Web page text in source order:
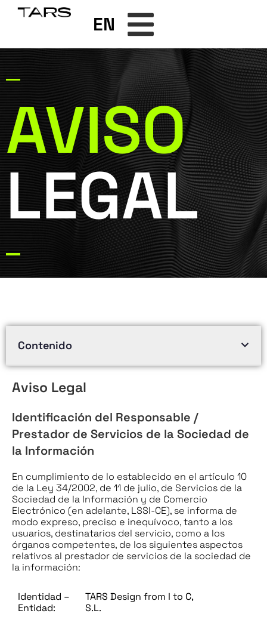
EN
AVISO
LEGAL
Contenido
Aviso Legal
Identificación del Responsable /
Prestador de Servicios de la Sociedad de
la Información
En cumplimiento de lo establecido en el artículo 10
de la Ley 34/2002, de 11 de julio, de Servicios de la
Sociedad de la Información y de Comercio
Electrónico (en adelante, LSSI-CE), se informa de
modo expreso, preciso e inequívoco, tanto a los
usuarios, destinatarios del servicio, como a los
órganos competentes, de los siguientes aspectos
relativos al prestador de servicios de la sociedad de
la información:
Identidad –
Entidad:
TARS Design from I to C,
S.L.